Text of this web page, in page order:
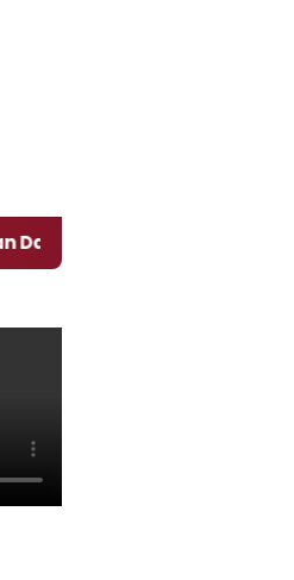
Jember, Ini Kata